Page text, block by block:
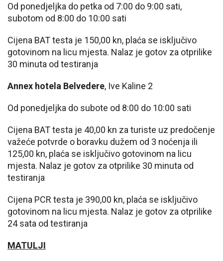
Od ponedjeljka do petka od 7:00 do 9:00 sati,
subotom od 8:00 do 10:00 sati
Cijena BAT testa je 150,00 kn, plaća se isključivo
gotovinom na licu mjesta. Nalaz je gotov za otprilike
30 minuta od testiranja
Annex hotela Belvedere, Ive Kaline 2
Od ponedjeljka do subote od 8:00 do 10:00 sati
Cijena BAT testa je 40,00 kn za turiste uz predočenje
važeće potvrde o boravku dužem od 3 noćenja ili
125,00 kn, plaća se isključivo gotovinom na licu
mjesta. Nalaz je gotov za otprilike 30 minuta od
testiranja
Cijena PCR testa je 390,00 kn, plaća se isključivo
gotovinom na licu mjesta. Nalaz je gotov za otprilike
24 sata od testiranja
MATULJI